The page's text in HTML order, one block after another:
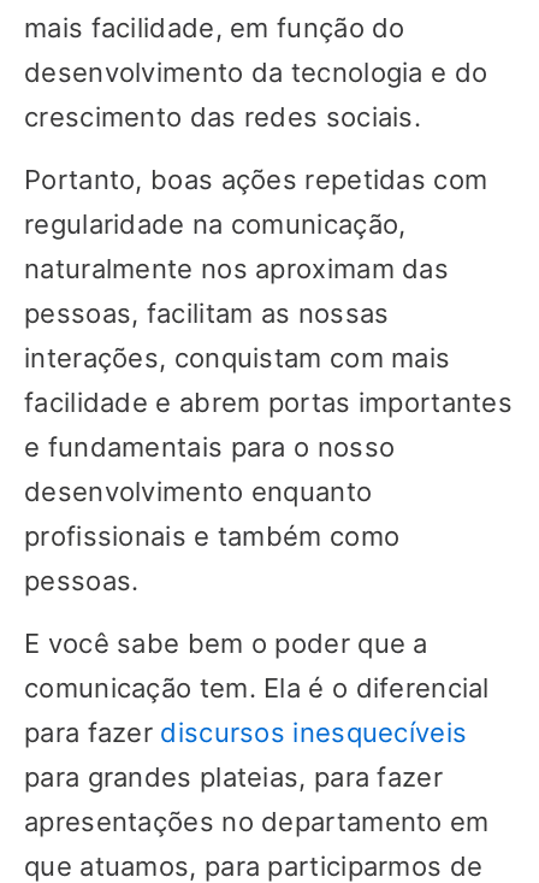
mais facilidade, em função do
desenvolvimento da tecnologia e do
crescimento das redes sociais.
Portanto, boas ações repetidas com
regularidade na comunicação,
naturalmente nos aproximam das
pessoas, facilitam as nossas
interações, conquistam com mais
facilidade e abrem portas importantes
e fundamentais para o nosso
desenvolvimento enquanto
profissionais e também como
pessoas.
E você sabe bem o poder que a
comunicação tem. Ela é o diferencial
para fazer discursos inesquecíveis
para grandes plateias, para fazer
apresentações no departamento em
que atuamos, para participarmos de